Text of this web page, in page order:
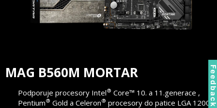
MAG B560M MORTAR
Podporuje procesory Intel® Core™ 10. a 11.generace ,
Pentium® Gold a Celeron® procesory do patice LGA 1200